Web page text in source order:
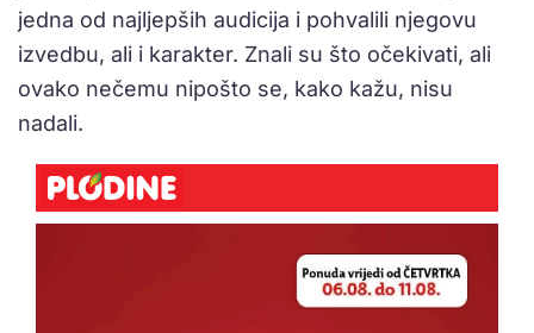
jedna od najljepših audicija i pohvalili njegovu
izvedbu, ali i karakter. Znali su što očekivati, ali
ovako nečemu nipošto se, kako kažu, nisu
nadali.